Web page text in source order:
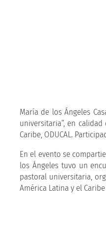
María de los Ángeles
universitaria”, en
Caribe, ODUCAL.
En el evento se
los Ángeles tuvo un
pastoral universitaria,
América Latina y el